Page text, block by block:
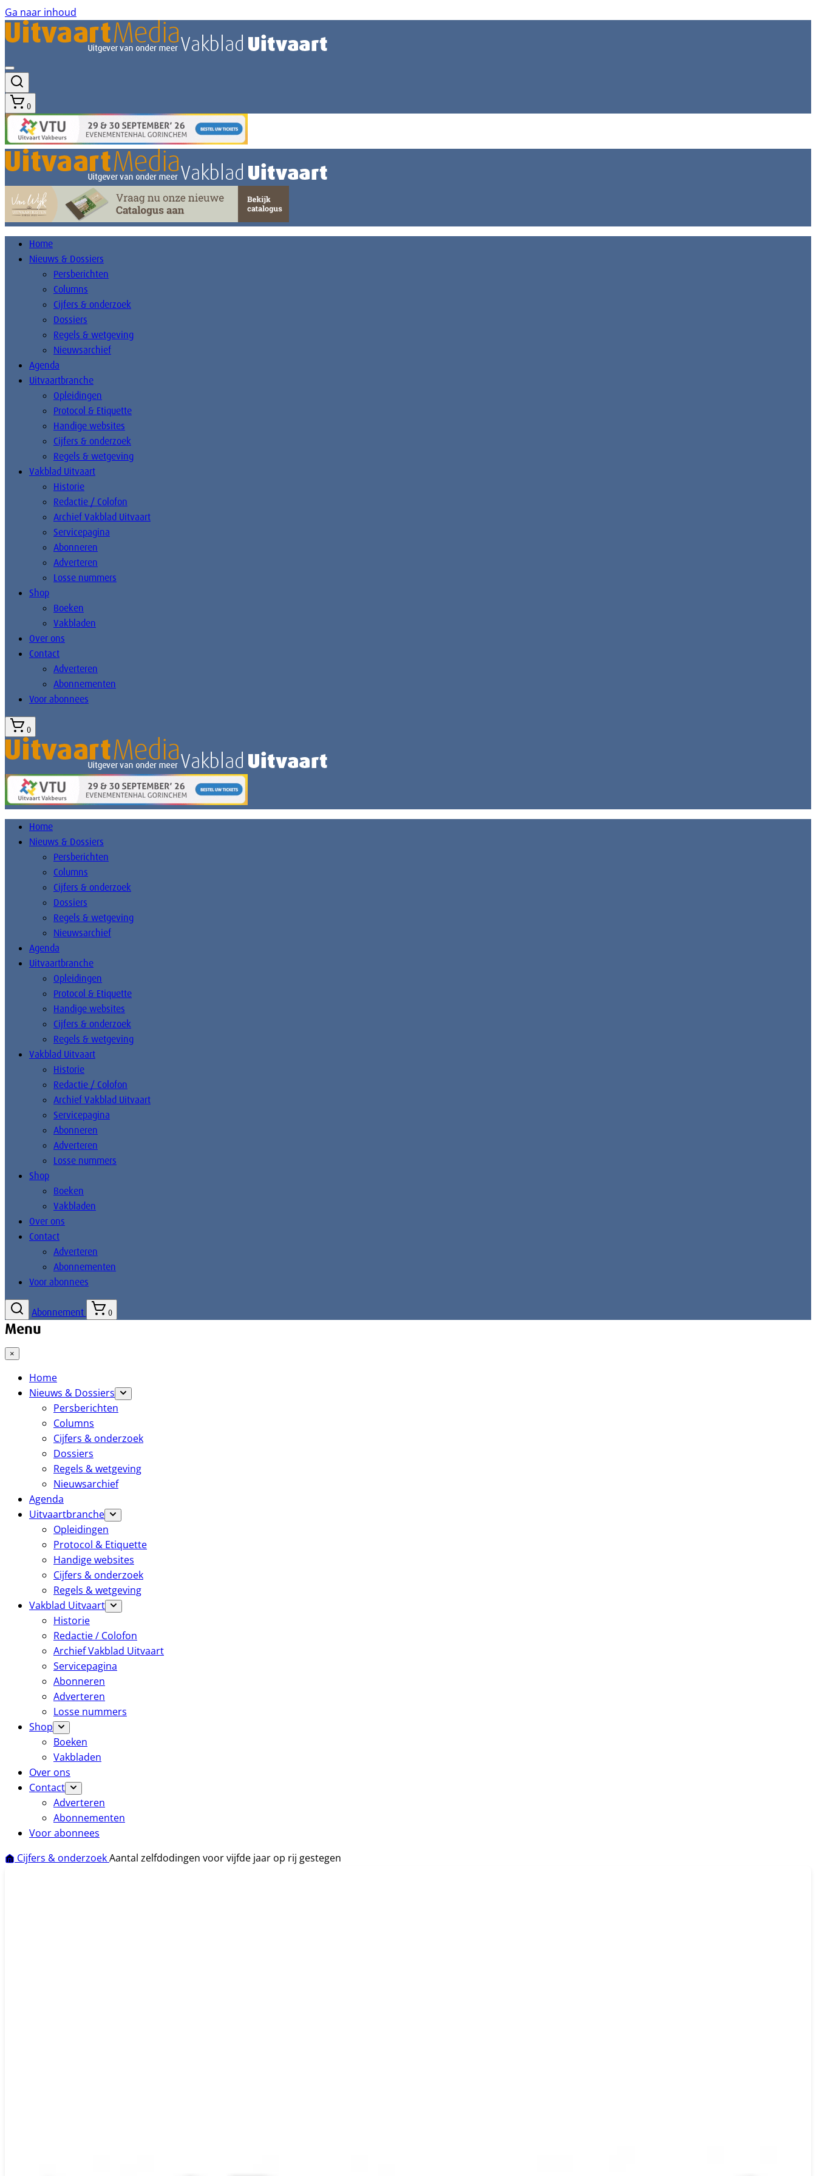
Ga naar inhoud
0
Home
Nieuws & Dossiers
Persberichten
Columns
Cijfers & onderzoek
Dossiers
Regels & wetgeving
Nieuwsarchief
Agenda
Uitvaartbranche
Opleidingen
Protocol & Etiquette
Handige websites
Cijfers & onderzoek
Regels & wetgeving
Vakblad Uitvaart
Historie
Redactie / Colofon
Archief Vakblad Uitvaart
Servicepagina
Abonneren
Adverteren
Losse nummers
Shop
Boeken
Vakbladen
Over ons
Contact
Adverteren
Abonnementen
Voor abonnees
0
Home
Nieuws & Dossiers
Persberichten
Columns
Cijfers & onderzoek
Dossiers
Regels & wetgeving
Nieuwsarchief
Agenda
Uitvaartbranche
Opleidingen
Protocol & Etiquette
Handige websites
Cijfers & onderzoek
Regels & wetgeving
Vakblad Uitvaart
Historie
Redactie / Colofon
Archief Vakblad Uitvaart
Servicepagina
Abonneren
Adverteren
Losse nummers
Shop
Boeken
Vakbladen
Over ons
Contact
Adverteren
Abonnementen
Voor abonnees
Abonnement 0
Menu
×
Home
Nieuws & Dossiers
Persberichten
Columns
Cijfers & onderzoek
Dossiers
Regels & wetgeving
Nieuwsarchief
Agenda
Uitvaartbranche
Opleidingen
Protocol & Etiquette
Handige websites
Cijfers & onderzoek
Regels & wetgeving
Vakblad Uitvaart
Historie
Redactie / Colofon
Archief Vakblad Uitvaart
Servicepagina
Abonneren
Adverteren
Losse nummers
Shop
Boeken
Vakbladen
Over ons
Contact
Adverteren
Abonnementen
Voor abonnees
Cijfers & onderzoekAantal zelfdodingen voor vijfde jaar op rij gestegen